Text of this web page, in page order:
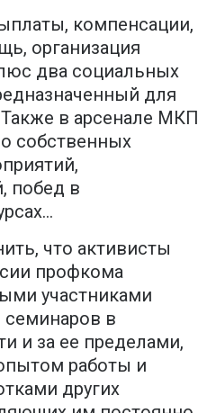
компенсации,
организация
два социальных
для
в арсенале МКП
собственных
побед в
что активисты
профкома
участниками
в
и за ее пределами,
работы и
других